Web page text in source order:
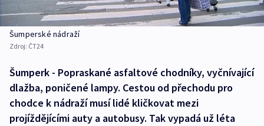
Šumperské nádraží
Zdroj: ČT24
Šumperk - Popraskané asfaltové chodníky, vyčnívající
dlažba, poničené lampy. Cestou od přechodu pro
chodce k nádraží musí lidé kličkovat mezi
projíždějícími auty a autobusy. Tak vypadá už léta